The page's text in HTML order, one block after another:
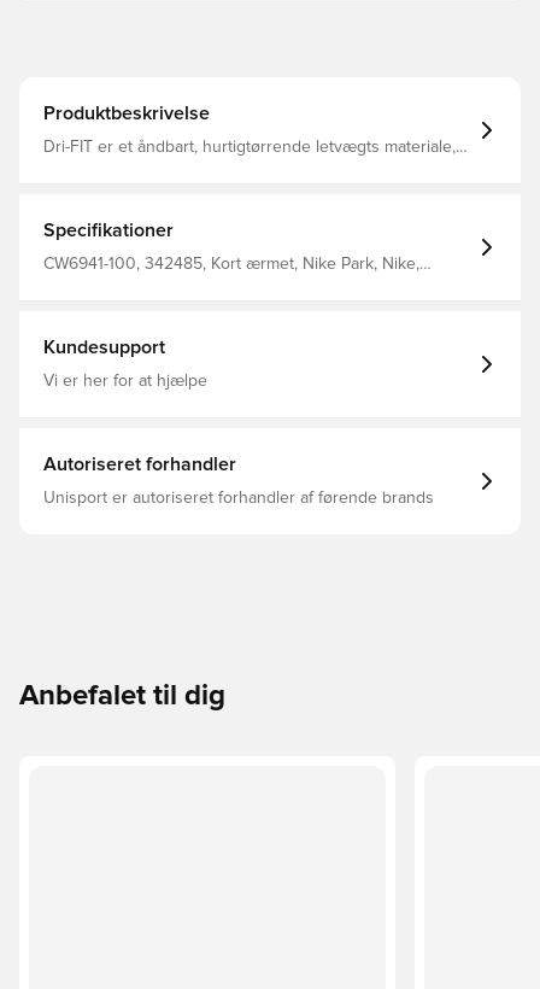
Produktbeskrivelse
Dri-FIT er et åndbart, hurtigtørrende letvægts materiale,
Specifikationer
CW6941-100, 342485, Kort ærmet, Nike Park, Nike,
Blend Is At Least 10% Recycled Fibers Or At Least 10%
Organic Cotton Fibers.
Kundesupport
Vi er her for at hjælpe
Autoriseret forhandler
Unisport er autoriseret forhandler af førende brands
Anbefalet til dig